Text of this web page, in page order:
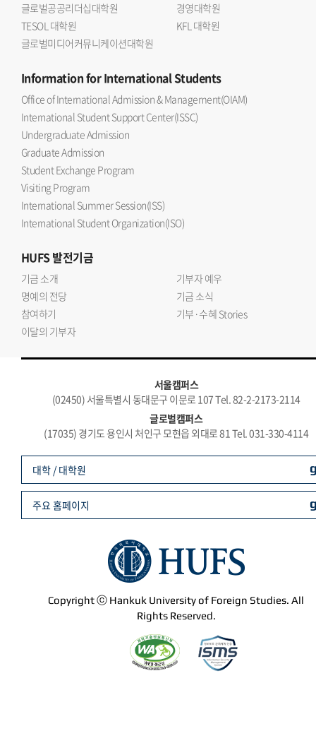
글로벌공공리더십대학원
경영대학원
TESOL 대학원
KFL 대학원
글로벌미디어커뮤니케이션대학원
Informationfor International Students
Office of International Admission & Management(OIAM)
International Student Support Center(ISSC)
Undergraduate Admission
Graduate Admission
Student Exchange Program
Visiting Program
International Summer Session(ISS)
International Student Organization(ISO)
HUFS발전기금
기금 소개
기부자 예우
명예의 전당
기금 소식
참여하기
기부·수혜 Stories
이달의 기부자
서울캠퍼스
(02450) 서울특별시 동대문구 이문로 107 Tel. 82-2-2173-2114
글로벌캠퍼스
(17035) 경기도 용인시 처인구 모현읍 외대로 81 Tel. 031-330-4114
Copyright ⓒ Hankuk University of Foreign Studies. All
Rights Reserved.
대학 / 대학원
주요 홈페이지